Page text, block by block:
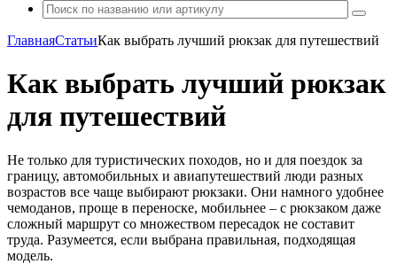
ГлавнаяСтатьиКак выбрать лучший рюкзак для путешествий
Как выбрать лучший рюкзак
для путешествий
Не только для туристических походов, но и для поездок за
границу, автомобильных и авиапутешествий люди разных
возрастов все чаще выбирают рюкзаки. Они намного удобнее
чемоданов, проще в переноске, мобильнее – с рюкзаком даже
сложный маршрут со множеством пересадок не составит
труда. Разумеется, если выбрана правильная, подходящая
модель.